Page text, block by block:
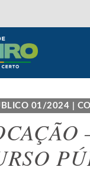
01/2024